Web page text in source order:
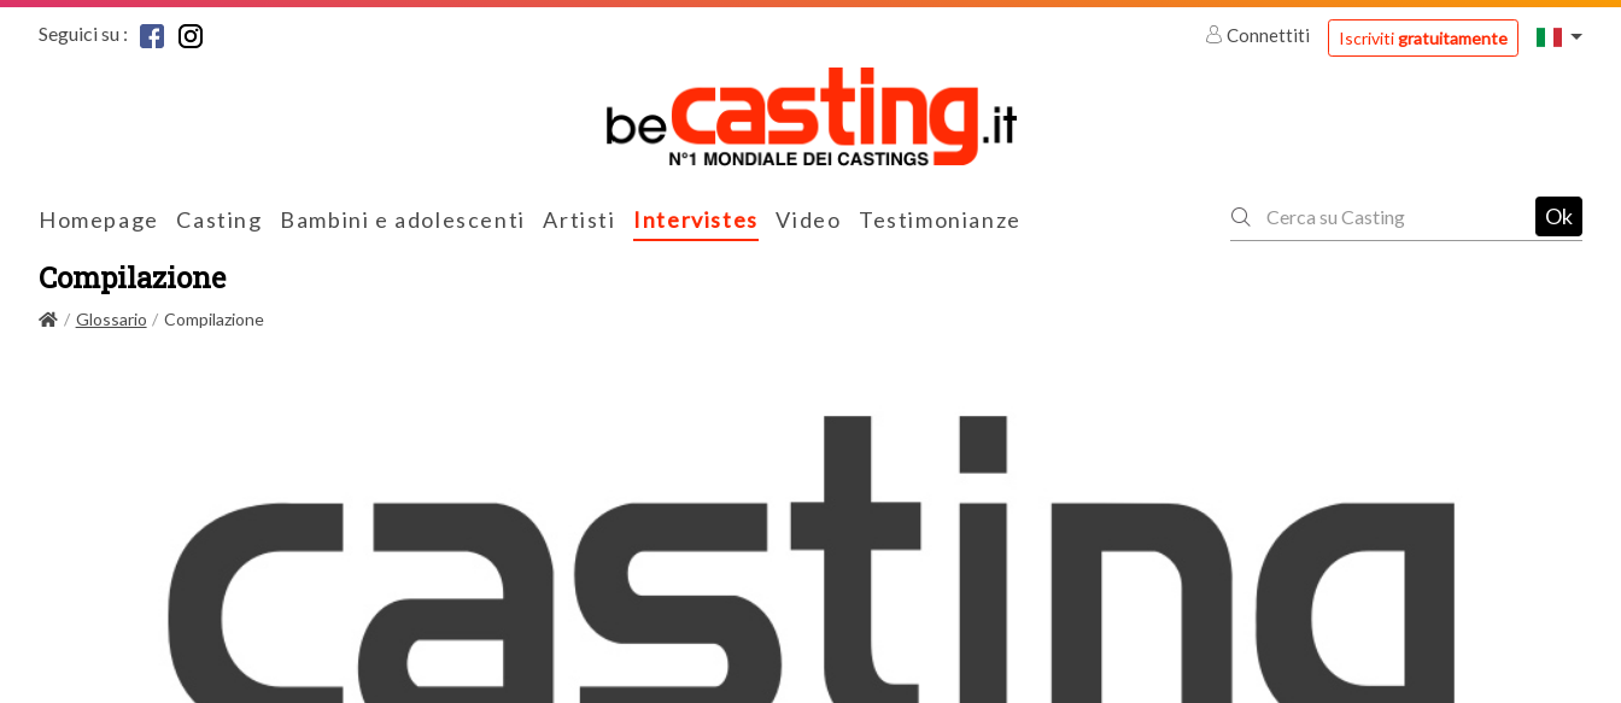
Seguici su : Connettiti Iscrivitigratuitamente
Homepage Casting Bambini e adolescenti Artisti Intervistes Video Testimonianze Ok
Compilazione
Glossario Compilazione